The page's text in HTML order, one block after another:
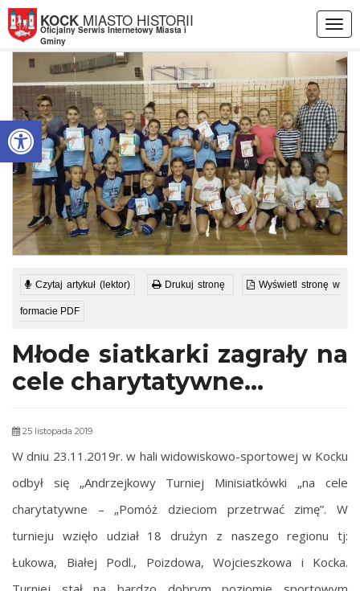
Otwórz pasek narzędzi
KOCK MIASTO HISTORII
Oficjalny Serwis Internetowy Miasta i
Gminy
Czytaj artykuł (lektor) Drukuj stronę Wyświetl stronę w
formacie PDF
Młode siatkarki zagrały na
cele charytatywne…
25 listopada 2019
W dniu 23.11.2019r. w hali widowiskowo-sportowej w Kocku
odbył się „Andrzejkowy Turniej Minisiatkówki „na cele
charytatywne – „Pomóż dzieciom przetrwać zimę”. W
turnieju wzięło udział 18 drużyn z naszego regionu tj:
Łukowa, Białej Podl., Poizdowa, Wojcieszkowa i Kocka.